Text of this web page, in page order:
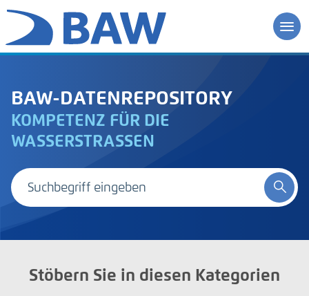
BAW-DATENREPOSITORY
KOMPETENZ FÜR DIE
WASSERSTRASSEN
Stöbern Sie in diesen Kategorien